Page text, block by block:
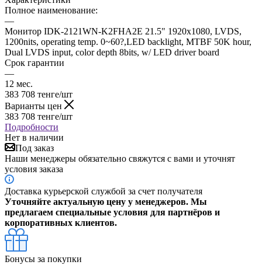
Полное наименование:
—
Монитор IDK-2121WN-K2FHA2E 21.5" 1920x1080, LVDS,
1200nits, operating temp. 0~60?,LED backlight, MTBF 50K hour,
Dual LVDS input, color depth 8bits, w/ LED driver board
Срок гарантии
—
12 мес.
383 708 тенге/шт
Варианты цен
383 708 тенге/шт
Подробности
Нет в наличии
Под заказ
Наши менеджеры обязательно свяжутся с вами и уточнят
условия заказа
Доставка курьерской службой за счет получателя
Уточняйте актуальную цену у менеджеров. Мы
предлагаем специальные условия для партнёров и
корпоративных клиентов.
Бонусы за покупки